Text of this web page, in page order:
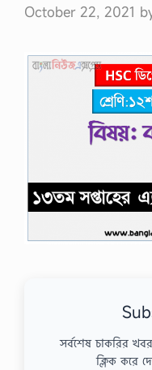
October 22, 2021
সর্বশেষ চাকরির
ক্লিক করে